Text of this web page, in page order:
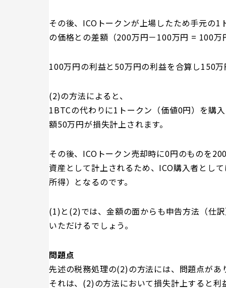
その後、ICOトークンが上場したため手元の
の価格との差額（200万円－100万円 = 100万
100万円の利益と50万円の利益を合算し150万
(2)の方法によると、
1BTCの代わりに1トークン（価値0円）を購
額50万円が損失計上されます。
その後、ICOトークン売却時に0円のものを
資産として計上されるため、ICO購入者とし
所得）となるのです。
(1)と(2)では、金額の面からも申告方法（仕
いただけるでしょう。
問題点
先述の税務処理の(2)の方法には、問題点があ
それは、(2)の方法において損失計上すると利